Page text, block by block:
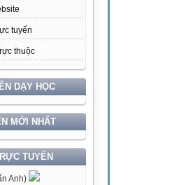
tuyến
thuộc
DẠY HỌC
MỚI NHẤT
TUYẾN
Anh)